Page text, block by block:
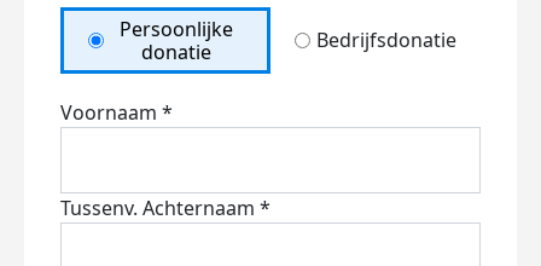
Persoonlijke
donatie
Bedrijfsdonatie
Voornaam *
Tussenv. Achternaam *